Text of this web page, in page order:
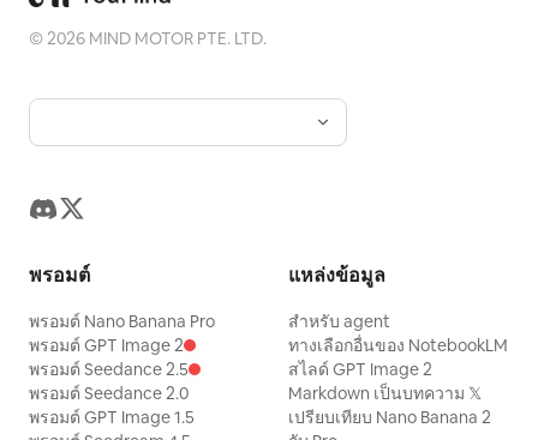
©2026 MIND MOTOR PTE. LTD.
พรอมต์
พรอมต์ Nano Banana Pro
พรอมต์ GPT Image 2
พรอมต์ Seedance 2.5
พรอมต์ Seedance 2.0
พรอมต์ GPT Image 1.5
แหล่งข้อมูล
สำหรับ agent
ทางเลือกอื่นของ NotebookLM
สไลด์ GPT Image 2
Markdown เป็นบทความ 𝕏
เปรียบเทียบ Nano Banana 2